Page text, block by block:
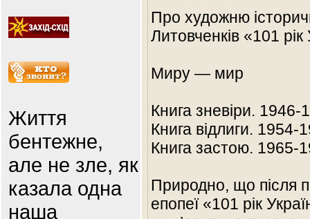
Життя
бентежне,
але не зле, як
казала одна
наша
Про художню
Литовченків «101 рік
Миру — мир
Книга зневіри.
Книга відлиги.
Книга застою.
Природно, що після
епопеї «101 рік